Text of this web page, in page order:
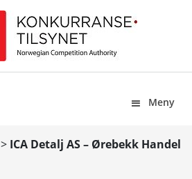
Meny
> ICA Detalj AS – Ørebekk Handel